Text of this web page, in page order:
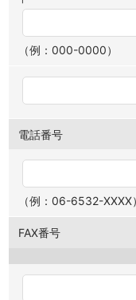
（例：000-0000）
電話番号
（例：06-6532-XXXX）
FAX番号